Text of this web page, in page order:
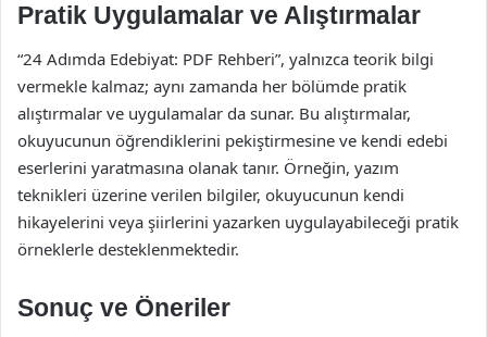
Pratik Uygulamalar ve Alıştırmalar
“24 Adımda Edebiyat: PDF Rehberi”, yalnızca teorik bilgi
vermekle kalmaz; aynı zamanda her bölümde pratik
alıştırmalar ve uygulamalar da sunar. Bu alıştırmalar,
okuyucunun öğrendiklerini pekiştirmesine ve kendi edebi
eserlerini yaratmasına olanak tanır. Örneğin, yazım
teknikleri üzerine verilen bilgiler, okuyucunun kendi
hikayelerini veya şiirlerini yazarken uygulayabileceği pratik
örneklerle desteklenmektedir.
Sonuç ve Öneriler